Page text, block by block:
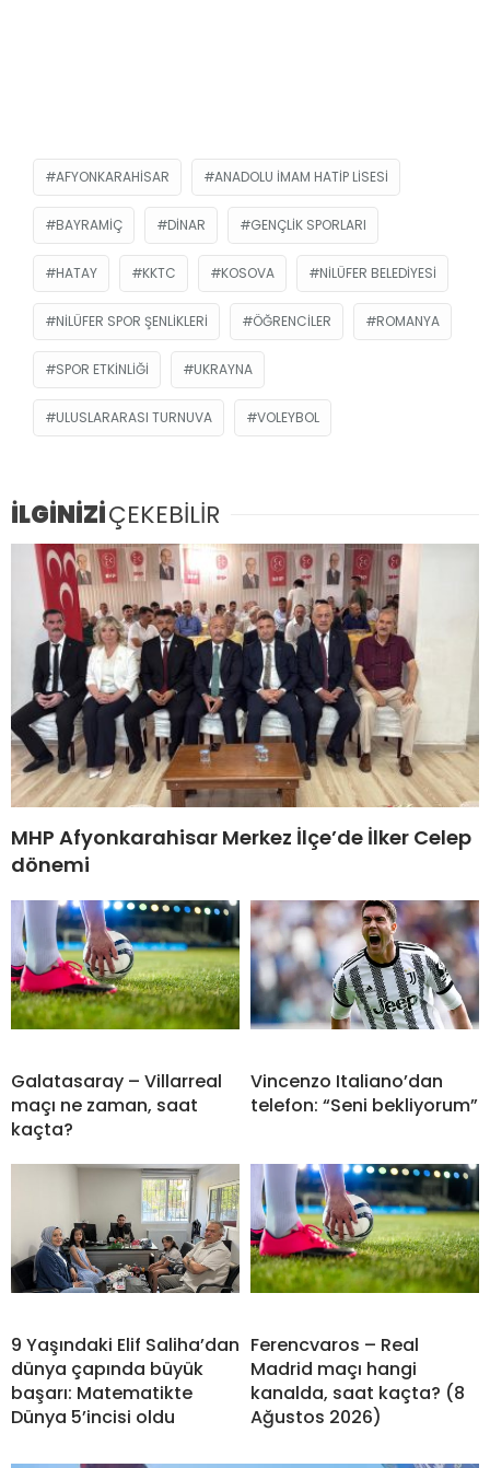
AFYONKARAHISAR ANADOLU İMAM HATIP LISESI
BAYRAMIÇ DINAR GENÇLIK SPORLARI
HATAY KKTC KOSOVA NILÜFER BELEDIYESI
NILÜFER SPOR ŞENLIKLERI ÖĞRENCILER ROMANYA
SPOR ETKINLIĞI UKRAYNA
ULUSLARARASI TURNUVA VOLEYBOL
İLGİNİZİÇEKEBİLİR
MHP Afyonkarahisar Merkez İlçe’de İlker Celep
dönemi
Galatasaray – Villarreal
maçı ne zaman, saat
kaçta?
Vincenzo Italiano’dan
telefon: “Seni bekliyorum”
9 Yaşındaki Elif Saliha’dan
dünya çapında büyük
başarı: Matematikte
Dünya 5’incisi oldu
Ferencvaros – Real
Madrid maçı hangi
kanalda, saat kaçta? (8
Ağustos 2026)